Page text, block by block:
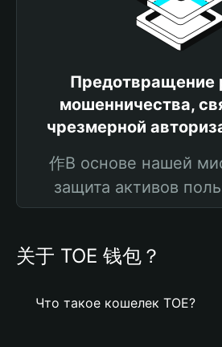
Предотвращение
мошенничества,
чрезмерной
作В основе нашей
защита активов
关于 TOE 钱包？
Что такое кошелек TOE?